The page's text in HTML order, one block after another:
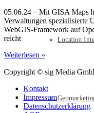
Location
05.06.24 – Mit GISA Maps
Verwaltungen spezialisierte
WebGIS-Framework auf
reicht
Weiterlesen »
Copyright © sig Media
Kontakt
Impressum
Datenschutzerklärung